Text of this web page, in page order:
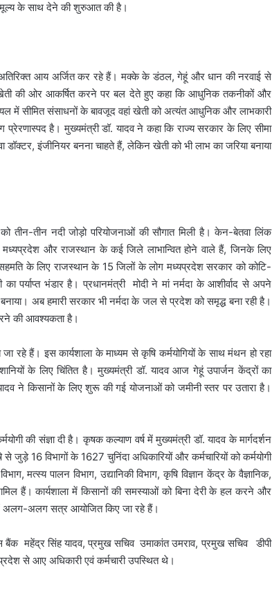
मूल्य के साथ देने की शुरुआत की है।
आय अर्जित कर रहे हैं। मक्के के डंठल, गेहूं और धान की नरवाई से
की ओर आकर्षित करने पर बल देते हुए कहा कि आधुनिक तकनीकों और
में सीमित संसाधनों के बावजूद वहां खेती को अत्यंत आधुनिक और लाभकारी
है। मुख्यमंत्री डॉ. यादव ने कहा कि राज्य सरकार के लिए सीमा
इंजीनियर बनना चाहते हैं, लेकिन खेती को भी लाभ का जरिया बनाया
तीन-तीन नदी जोड़ो परियोजनाओं की सौगात मिली है। केन-बेतवा लिंक
और राजस्थान के कई जिले लाभान्वित होने वाले हैं, जिनके लिए
के लिए राजस्थान के 15 जिलों के लोग मध्यप्रदेश सरकार को कोटि-
पर्याप्त भंडार है। प्रधानमंत्री मोदी ने मां नर्मदा के आशीर्वाद से अपने
अब हमारी सरकार भी नर्मदा के जल से प्रदेश को समृद्ध बना रही है।
की आवश्यकता है।
हैं। इस कार्यशाला के माध्यम से कृषि कर्मयोगियों के साथ मंथन हो रहा
के लिए चिंतित है। मुख्यमंत्री डॉ. यादव आज गेहूं उपार्जन केंद्रों का
ने किसानों के लिए शुरू की गई योजनाओं को जमीनी स्तर पर उतारा है।
की संज्ञा दी है। कृषक कल्याण वर्ष में मुख्यमंत्री डॉ. यादव के मार्गदर्शन
विभागों के 1627 चुनिंदा अधिकारियों और कर्मचारियों को कर्मयोगी
मत्स्य पालन विभाग, उद्यानिकी विभाग, कृषि विज्ञान केंद्र के वैज्ञानिक,
हैं। कार्यशाला में किसानों की समस्याओं को बिना देरी के हल करने और
में अलग-अलग सत्र आयोजित किए जा रहे हैं।
महेंद्र सिंह यादव, प्रमुख सचिव उमाकांत उमराव, प्रमुख सचिव डीपी
से आए अधिकारी एवं कर्मचारी उपस्थित थे।